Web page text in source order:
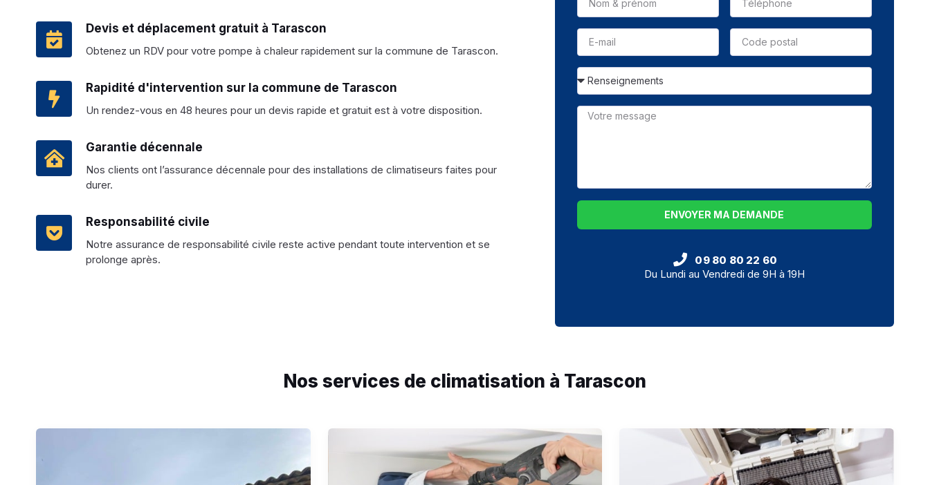
Devis et déplacement gratuit à Tarascon
Obtenez un RDV pour votre pompe à chaleur rapidement sur la commune de Tarascon.
Rapidité d'intervention sur la commune de Tarascon
Un rendez-vous en 48 heures pour un devis rapide et gratuit est à votre disposition.
Garantie décennale
Nos clients ont l’assurance décennale pour des installations de climatiseurs faites pour
durer.
Responsabilité civile
Notre assurance de responsabilité civile reste active pendant toute intervention et se
prolonge après.
ENVOYER MA DEMANDE
09 80 80 22 60
Du Lundi au Vendredi de 9H à 19H
Nos services de climatisation à Tarascon